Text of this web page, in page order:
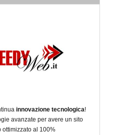
innovazione tecnologica!
avanzate per avere un sito
ottimizzato al 100%